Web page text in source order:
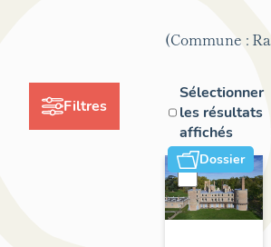
Filtres
(Commune :
Sélectionner
les résultats
affichés
Dossier